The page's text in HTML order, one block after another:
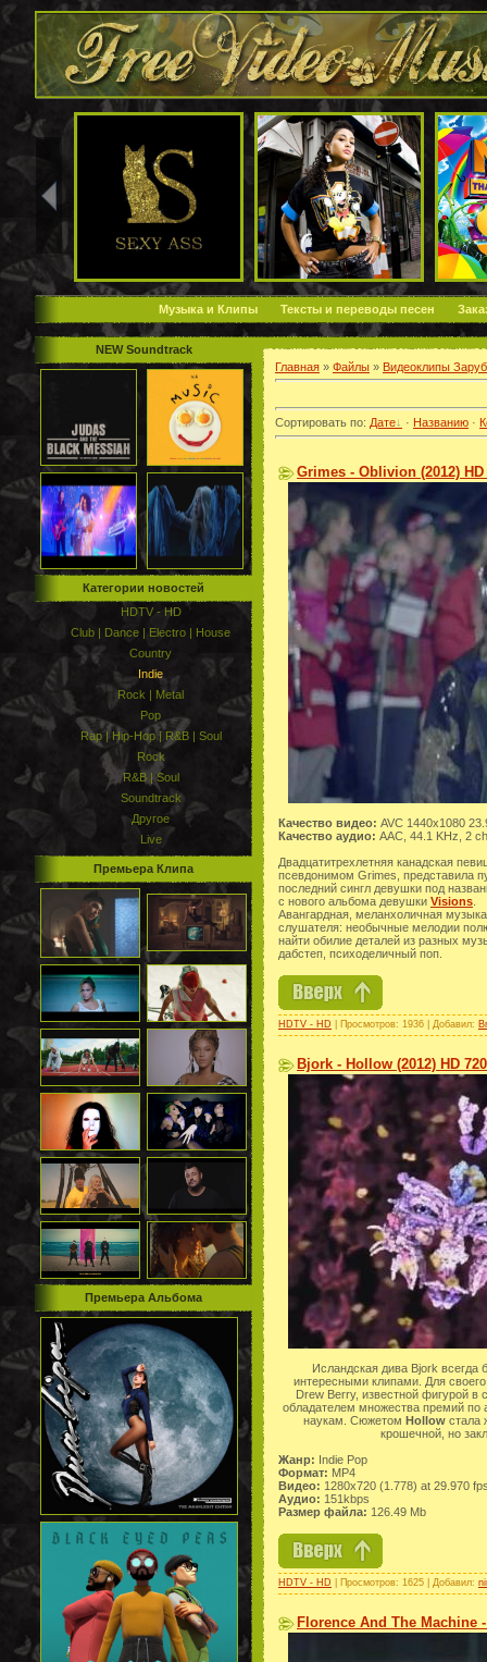
Музыка и Клипы Тексты и переводы песен
NEW Soundtrack
Категории новостей
HDTV - HD
Club | Dance | Electro | House
Country
Indie
Rock | Metal
Pop
Rap | Hip-Hop | R&B | Soul
Rock
R&B | Soul
Soundtrack
Другое
Live
Премьера Клипа
Премьера Альбома
Главная » Файлы » Видеоклипы
Сортировать по: Дате · Названию ·
Grimes - Oblivion (2012) HD
Качество видео: AVC 1440x1080
Качество аудио: AAC, 44.1 KHz, 2
Двадцатитрехлетняя канадская
псевдонимом Grimes, представила
последний сингл девушки под
с нового альбома девушки Visions
Авангардная, меланхоличная
слушателя: необычные мелодии
найти обилие деталей из разных
дабстеп, психоделичный поп.
HDTV - HD | Просмотров: 1936 | Добавил:
Bjork - Hollow (2012) HD
Исландская дива Bjork
интересными клипами. Для
Drew Berry, известной фигурой в
обладателем множества премий
наукам. Сюжетом Hollow стала
крошечной, но
Жанр: Indie Pop
Формат: MP4
Видео: 1280x720 (1.778) at 29.970
Аудио: 151kbps
Размер файла: 126.49 Mb
HDTV - HD | Просмотров: 1625 | Добавил:
Florence And The Machine